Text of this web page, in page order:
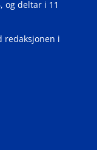
og deltar i 11
redaksjonen i